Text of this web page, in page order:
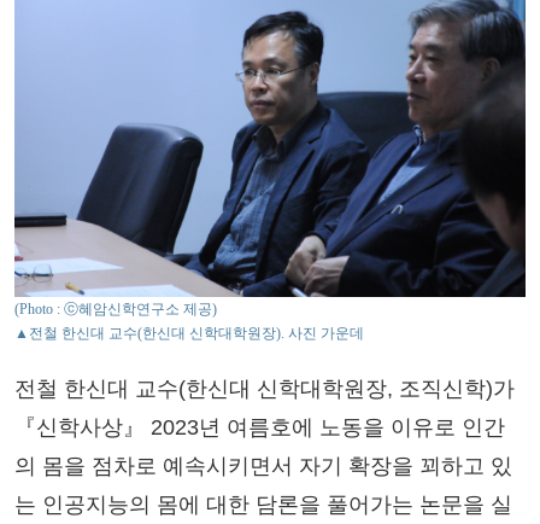
(Photo : ⓒ혜암신학연구소 제공)
▲전철 한신대 교수(한신대 신학대학원장). 사진 가운데
전철 한신대 교수(한신대 신학대학원장, 조직신학)가
『신학사상』 2023년 여름호에 노동을 이유로 인간
의 몸을 점차로 예속시키면서 자기 확장을 꾀하고 있
는 인공지능의 몸에 대한 담론을 풀어가는 논문을 실